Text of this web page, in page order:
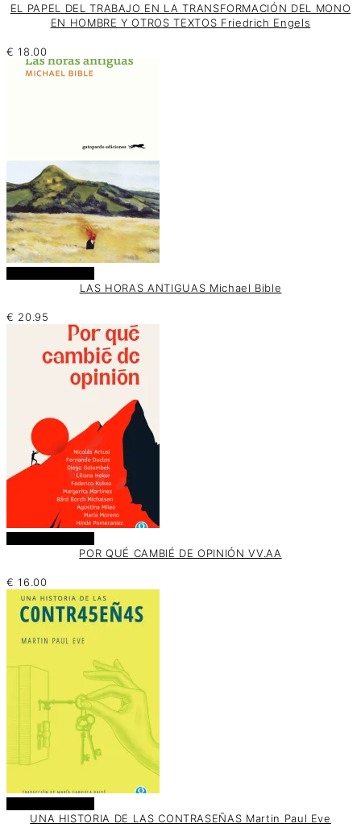
EL PAPEL DEL TRABAJO EN LA TRANSFORMACIÓN DEL MONO
EN HOMBRE Y OTROS TEXTOS Friedrich Engels
€ 18.00
LAS HORAS ANTIGUAS Michael Bible
€ 20.95
POR QUÉ CAMBIÉ DE OPINIÓN VV.AA
€ 16.00
UNA HISTORIA DE LAS CONTRASEÑAS Martin Paul Eve